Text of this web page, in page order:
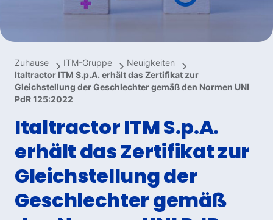
TrackAdvice®
Neuigkeiten
Vertriebsnetz
Herunterladen
KONTAKTIERE UNS
IT
Zuhause ITM-Gruppe
Neuigkeiten
Italtractor ITM S.p.A. erhält das Zertifikat zur
Gleichstellung der Geschlechter gemäß den Normen UNI
PdR 125:2022
Italtractor ITM S.p.A.
erhält das Zertifikat zur
Gleichstellung der
Geschlechter gemäß